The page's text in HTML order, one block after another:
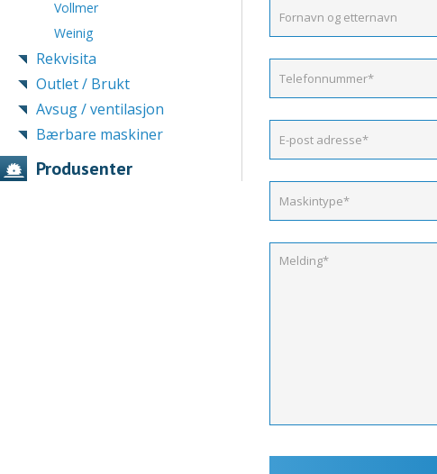
Vollmer
Weinig
Rekvisita
Outlet / Brukt
Avsug / ventilasjon
Bærbare maskiner
Produsenter